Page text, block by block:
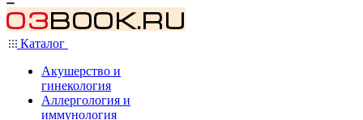
Каталог
Акушерство и
гинекология
Аллергология и
иммунология